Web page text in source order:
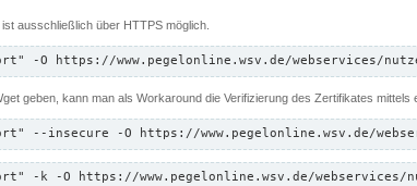
ausschließlich über HTTPS möglich.
-O https://www.pegelonline.wsv.de/webservices/
geben, kann man als Workaround die Verifizierung des Zertifikates mittels
--insecure -O https://www.pegelonline.wsv.de/
-k -O https://www.pegelonline.wsv.de/